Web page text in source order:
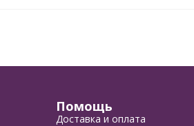
Помощь
Доставка и оплата